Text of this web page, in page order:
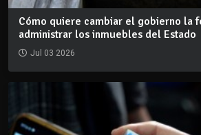
Cómo quiere cambiar el gobierno la
administrar los inmuebles del Estado
Jul 03 2026